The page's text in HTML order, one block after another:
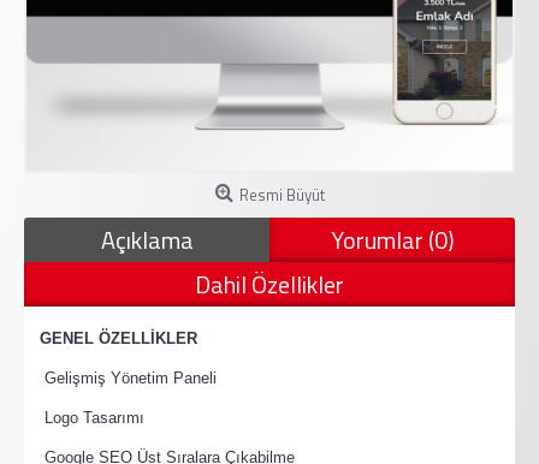
Resmi Büyüt
Açıklama
Yorumlar (0)
Dahil Özellikler
GENEL ÖZELLİKLER
Gelişmiş Yönetim Paneli
Logo Tasarımı
Google SEO Üst Sıralara Çıkabilme